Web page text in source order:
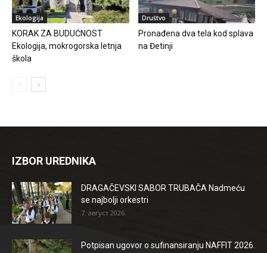
Ekologija
KORAK ZA BUDUĆNOST
Ekologija, mokrogorska letnja
škola
Društvo
Pronađena dva tela kod splava
na Đetinji
IZBOR UREDNIKA
DRAGAČEVSKI SABOR TRUBAČA Nadmeću
se najbolji orkestri
7. август 2026.
Potpisan ugovor o sufinansiranju NAFFIT 2026.